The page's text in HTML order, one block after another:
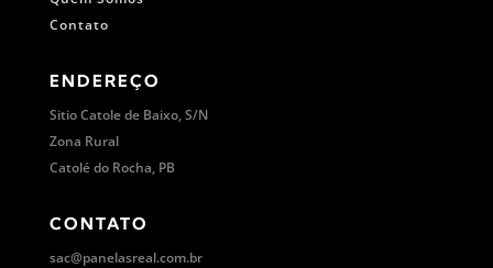
Contato
ENDEREÇO
Sitio Catole de Baixo, S/N
Zona Rural
Catolé do Rocha, PB
CONTATO
sac@panelasreal.com.br